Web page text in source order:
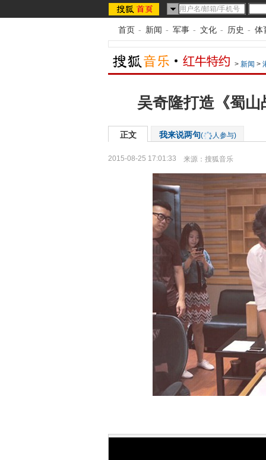
首页 - 新闻 - 军事 - 文化 - 历史 - 体
> 新闻 >
吴奇隆打造《蜀
正文 我来说两句( 人参与)
2015-08-25 17:01:33 来源： 搜狐音乐